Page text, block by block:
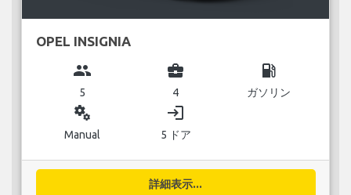
OPEL INSIGNIA
group
5
business_center
4
local_gas_station
ガソリン
miscellaneous_services
Manual
login
5 ドア
詳細表示...